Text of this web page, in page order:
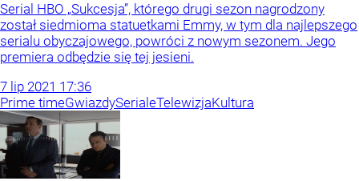
Serial HBO „Sukcesja”, którego drugi sezon nagrodzony
został siedmioma statuetkami Emmy, w tym dla najlepszego
serialu obyczajowego, powróci z nowym sezonem. Jego
premiera odbędzie się tej jesieni.
7 lip 2021 17:36
Prime timeGwiazdySerialeTelewizjaKultura